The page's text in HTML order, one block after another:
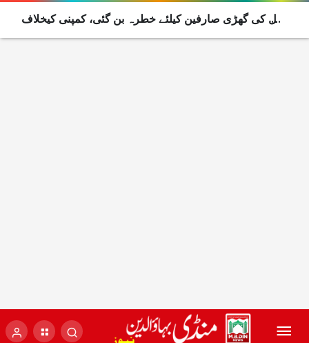
ایپل کی گھڑی صارفین کیلئے خطرہ بن گئی، کمپنی کیخلاف